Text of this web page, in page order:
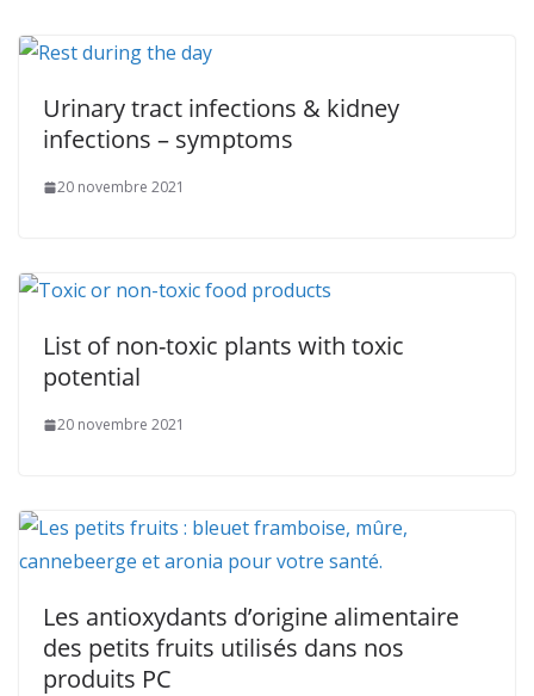
Urinary tract infections & kidney
infections – symptoms
20 novembre 2021
List of non-toxic plants with toxic
potential
20 novembre 2021
Les antioxydants d’origine alimentaire
des petits fruits utilisés dans nos
produits PC